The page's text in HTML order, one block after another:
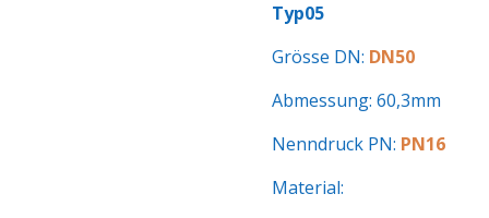
Typ05
Grösse DN: DN50
Abmessung: 60,3mm
Nenndruck PN: PN16
Material: